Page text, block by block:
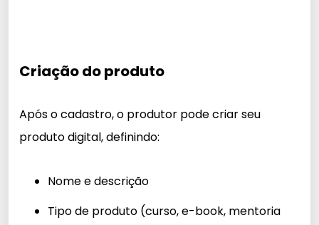
Criação do produto
Após o cadastro, o produtor pode criar seu
produto digital, definindo:
Nome e descrição
Tipo de produto (curso, e-book, mentoria